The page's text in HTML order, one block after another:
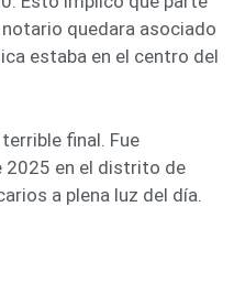
quedara asociado
estaba en el centro del
final. Fue
2025 en el distrito de
a plena luz del día.